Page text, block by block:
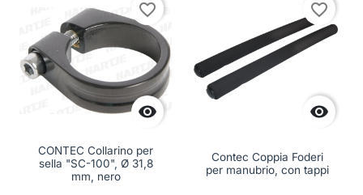

favorite_border
CONTEC Collarino per
sella "SC-100", Ø 31,8
mm, nero

favorite_border
Contec Coppia Foderi
per manubrio, con tappi